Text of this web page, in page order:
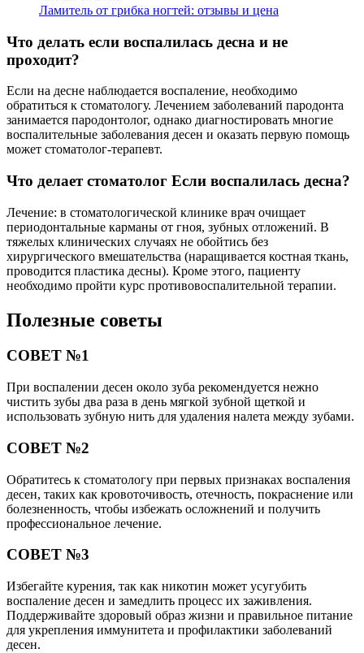
Ламитель от грибка ногтей: отзывы и цена
Что делать если воспалилась десна и не
проходит?
Если на десне наблюдается воспаление, необходимо
обратиться к стоматологу. Лечением заболеваний пародонта
занимается пародонтолог, однако диагностировать многие
воспалительные заболевания десен и оказать первую помощь
может стоматолог-терапевт.
Что делает стоматолог Если воспалилась десна?
Лечение: в стоматологической клинике врач очищает
периодонтальные карманы от гноя, зубных отложений. В
тяжелых клинических случаях не обойтись без
хирургического вмешательства (наращивается костная ткань,
проводится пластика десны). Кроме этого, пациенту
необходимо пройти курс противовоспалительной терапии.
Полезные советы
СОВЕТ №1
При воспалении десен около зуба рекомендуется нежно
чистить зубы два раза в день мягкой зубной щеткой и
использовать зубную нить для удаления налета между зубами.
СОВЕТ №2
Обратитесь к стоматологу при первых признаках воспаления
десен, таких как кровоточивость, отечность, покраснение или
болезненность, чтобы избежать осложнений и получить
профессиональное лечение.
СОВЕТ №3
Избегайте курения, так как никотин может усугубить
воспаление десен и замедлить процесс их заживления.
Поддерживайте здоровый образ жизни и правильное питание
для укрепления иммунитета и профилактики заболеваний
десен.